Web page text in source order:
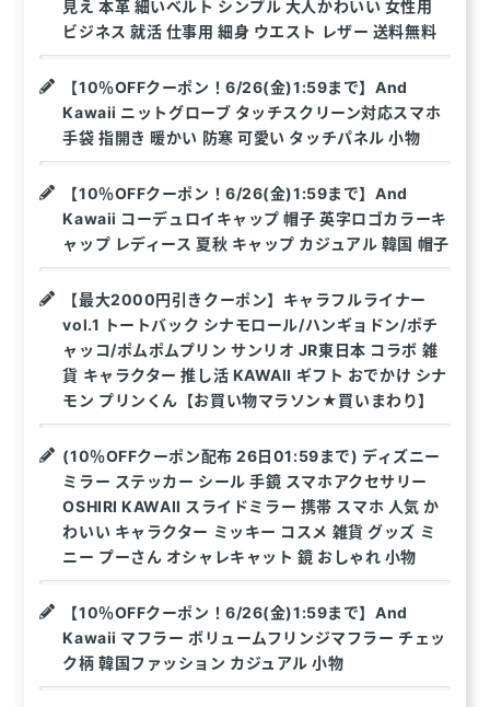
見え 本革 細いベルト シンプル 大人かわいい 女性用
ビジネス 就活 仕事用 細身 ウエスト レザー 送料無料
【10％OFFクーポン！6/26(金)1:59まで】And
Kawaii ニットグローブ タッチスクリーン対応スマホ
手袋 指開き 暖かい 防寒 可愛い タッチパネル 小物
【10％OFFクーポン！6/26(金)1:59まで】And
Kawaii コーデュロイキャップ 帽子 英字ロゴカラーキ
ャップ レディース 夏秋 キャップ カジュアル 韓国 帽子
【最大2000円引きクーポン】キャラフルライナー
vol.1 トートバック シナモロール/ハンギョドン/ポチ
ャッコ/ポムポムプリン サンリオ JR東日本 コラボ 雑
貨 キャラクター 推し活 KAWAII ギフト おでかけ シナ
モン プリンくん【お買い物マラソン★買いまわり】
(10％OFFクーポン配布 26日01:59まで) ディズニー
ミラー ステッカー シール 手鏡 スマホアクセサリー
OSHIRI KAWAII スライドミラー 携帯 スマホ 人気 か
わいい キャラクター ミッキー コスメ 雑貨 グッズ ミ
ニー プーさん オシャレキャット 鏡 おしゃれ 小物
【10％OFFクーポン！6/26(金)1:59まで】And
Kawaii マフラー ボリュームフリンジマフラー チェッ
ク柄 韓国ファッション カジュアル 小物